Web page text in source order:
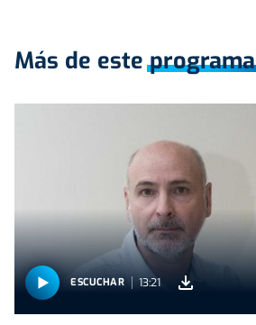
Más de este programa
ESCUCHAR 13:21